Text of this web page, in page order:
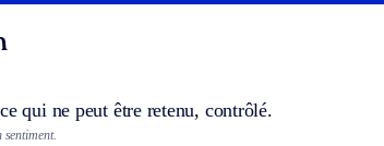
qui ne peut être retenu, contrôlé.
sentiment.